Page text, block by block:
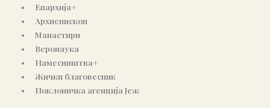
Епархија+
Архиепископ
Манастири
Веронаука
Намесништва+
Жички благовесник
Поклоничка агенција Јеж